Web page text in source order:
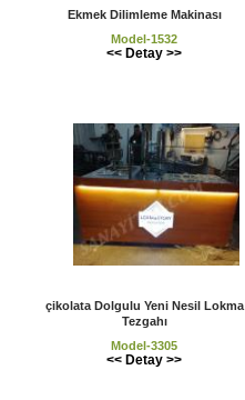
Ekmek Dilimleme Makinası
Model-1532
<< Detay >>
çikolata Dolgulu Yeni Nesil Lokma
Tezgahı
Model-3305
<< Detay >>